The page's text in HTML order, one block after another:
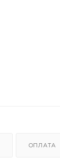
ОПЛАТА